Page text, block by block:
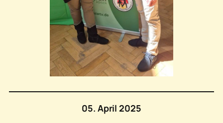
05. April 2025